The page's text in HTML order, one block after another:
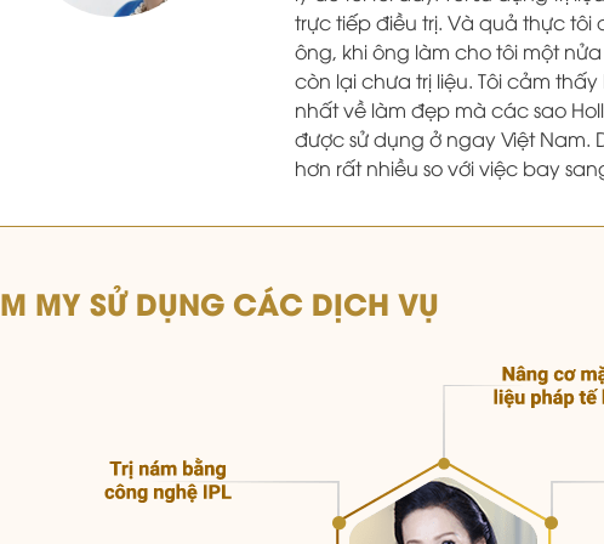
trực tiếp điều trị. Và quả thực
ông, khi ông làm cho tôi một
còn lại chưa trị liệu. Tôi cảm
nhất về làm đẹp mà các sao
được sử dụng ở ngay Việt Nam.
hơn rất nhiều so với việc bay
MY SỬ DỤNG CÁC DỊCH VỤ